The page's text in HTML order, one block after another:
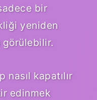
bir
yeniden
kapatılır
edinmek